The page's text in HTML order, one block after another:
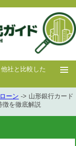
社と比較した
グ キャッシング
豆知識
ーン -> 山形銀行カード
徴を徹底解説